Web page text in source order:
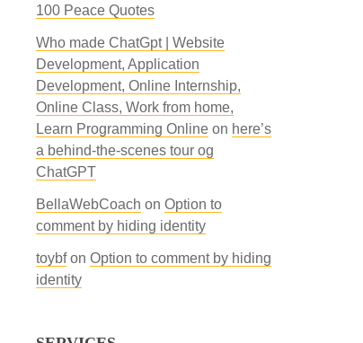
100 Peace Quotes
Who made ChatGpt | Website
Development, Application
Development, Online Internship,
Online Class, Work from home,
Learn Programming Onlineon here’s
a behind-the-scenes tour og
ChatGPT
BellaWebCoach on Option to
comment by hiding identity
toybfon Option to comment by hiding
identity